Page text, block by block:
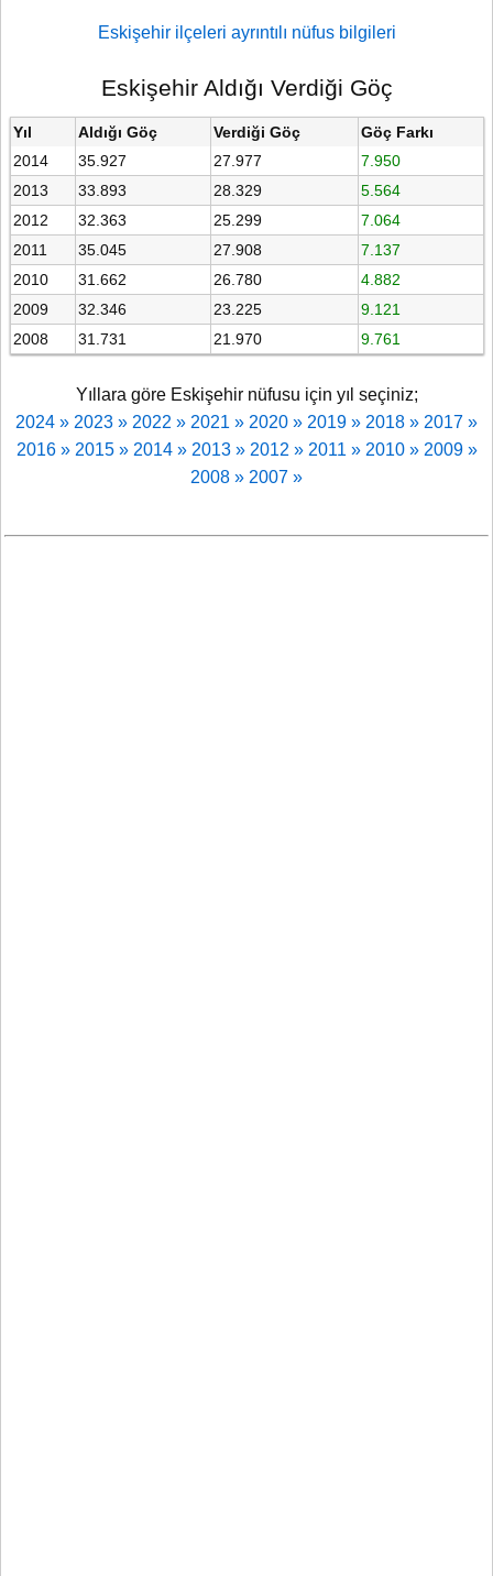
Eskişehir ilçeleri ayrıntılı nüfus bilgileri
Eskişehir Aldığı Verdiği Göç
Yıl Aldığı Göç Verdiği Göç
Göç Farkı
2014
35.927 27.977
7.950
2013
33.893 28.329
5.564
2012
32.363 25.299
7.064
2011
35.045 27.908
7.137
2010
31.662 26.780
4.882
2009
32.346 23.225
9.121
2008
31.731 21.970 9.761
Yıllara göre Eskişehir nüfusu için yıl seçiniz;
2024 » 2023 » 2022 » 2021 » 2020 » 2019 » 2018 » 2017 »
2016 » 2015 » 2014 » 2013 » 2012 » 2011 » 2010 » 2009 »
2008 » 2007 »